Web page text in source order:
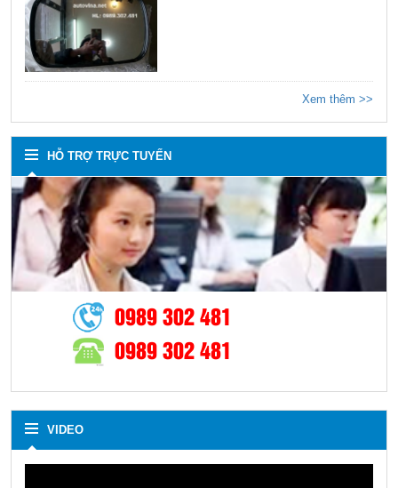
Xem thêm >>
HỖ TRỢ TRỰC TUYẾN
0989 302 481
0989 302 481
VIDEO